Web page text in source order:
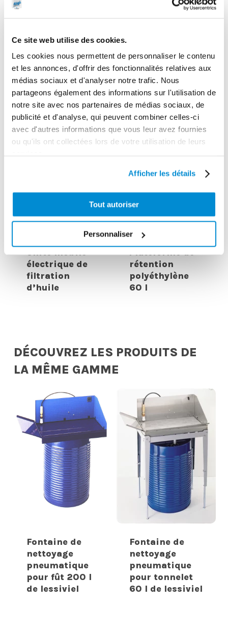
Ce site web utilise des cookies.
Les cookies nous permettent de personnaliser le contenu
et les annonces, d'offrir des fonctionnalités relatives aux
médias sociaux et d'analyser notre trafic. Nous
partageons également des informations sur l'utilisation de
notre site avec nos partenaires de médias sociaux, de
publicité et d'analyse, qui peuvent combiner celles-ci
avec d'autres informations que vous leur avez fournies
ou qu'ils ont collectées lors de votre utilisation de leurs
Afficher les détails
Tout autoriser
Personnaliser
Support fixe
AdBlue 15 m
gasoil/fuel
Unité mobile
électrique de
filtration
d’huile
Plateforme de
rétention
polyéthylène
60 l
DÉCOUVREZ LES PRODUITS DE
LA MÊME GAMME
Fontaine de
nettoyage
pneumatique
pour fût 200 l
de lessiviel
Fontaine de
nettoyage
pneumatique
pour tonnelet
60 l de lessiviel